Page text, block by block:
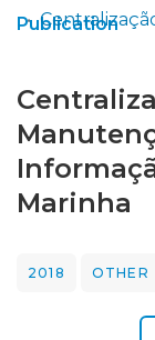
& Collections
Statistics
Publication
Marinha
2018 OTHER